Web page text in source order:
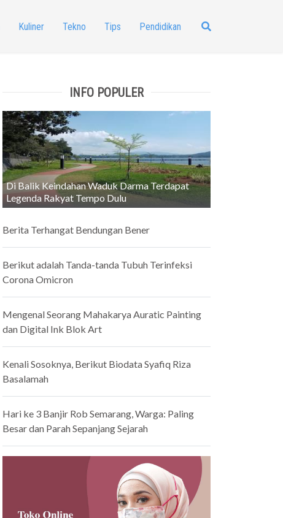
Kuliner Tekno Tips Pendidikan
INFO POPULER
Di Balik Keindahan Waduk Darma Terdapat
Legenda Rakyat Tempo Dulu
Berita Terhangat Bendungan Bener
Berikut adalah Tanda-tanda Tubuh Terinfeksi
Corona Omicron
Mengenal Seorang Mahakarya Auratic Painting
dan Digital Ink Blok Art
Kenali Sosoknya, Berikut Biodata Syafiq Riza
Basalamah
Hari ke 3 Banjir Rob Semarang, Warga: Paling
Besar dan Parah Sepanjang Sejarah